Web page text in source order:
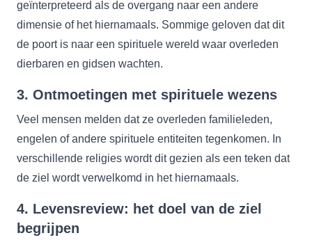
geïnterpreteerd als de overgang naar een andere
dimensie of het hiernamaals. Sommige geloven dat dit
de poort is naar een spirituele wereld waar overleden
dierbaren en gidsen wachten.
3. Ontmoetingen met spirituele wezens
Veel mensen melden dat ze overleden familieleden,
engelen of andere spirituele entiteiten tegenkomen. In
verschillende religies wordt dit gezien als een teken dat
de ziel wordt verwelkomd in het hiernamaals.
4. Levensreview: het doel van de ziel
begrijpen